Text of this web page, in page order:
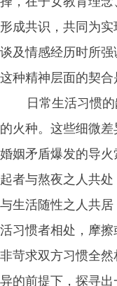
形成共识，共同为
谈及情感经历时所强
这种精神层面的契合
日常生活习惯
的火种。这些细微
婚姻矛盾爆发的导
起者与熬夜之人共
与生活随性之人共
活习惯者相处，摩
非苛求双方习惯全
异的前提下，探寻